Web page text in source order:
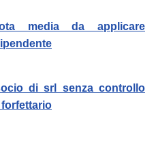
media da applicare
di srl senza controllo